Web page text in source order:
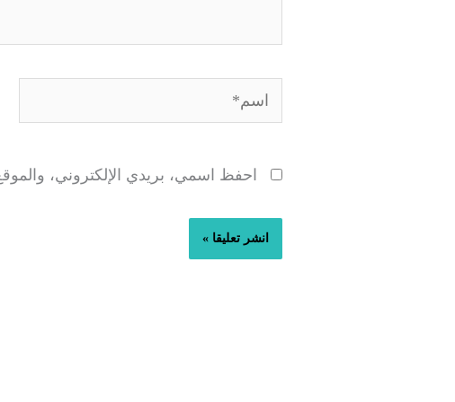
اسم*
احفظ اسمي، بريدي الإلكتروني،